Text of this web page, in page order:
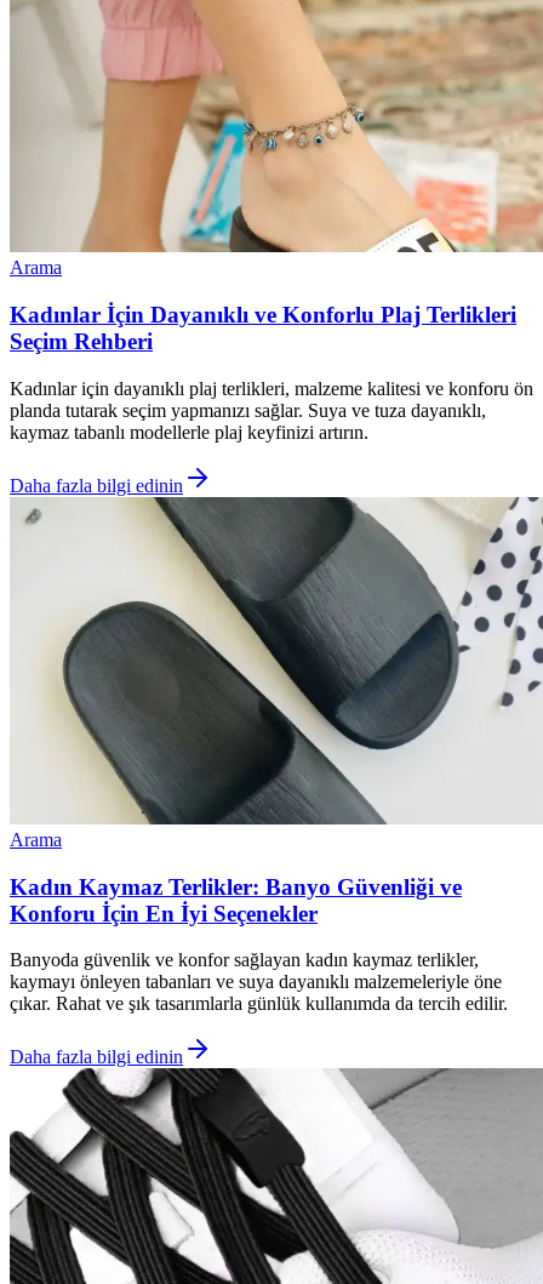
Arama
Kadınlar İçin Dayanıklı ve Konforlu Plaj Terlikleri
Seçim Rehberi
Kadınlar için dayanıklı plaj terlikleri, malzeme kalitesi ve konforu ön
planda tutarak seçim yapmanızı sağlar. Suya ve tuza dayanıklı,
kaymaz tabanlı modellerle plaj keyfinizi artırın.
Daha fazla bilgi edinin
Arama
Kadın Kaymaz Terlikler: Banyo Güvenliği ve
Konforu İçin En İyi Seçenekler
Banyoda güvenlik ve konfor sağlayan kadın kaymaz terlikler,
kaymayı önleyen tabanları ve suya dayanıklı malzemeleriyle öne
çıkar. Rahat ve şık tasarımlarla günlük kullanımda da tercih edilir.
Daha fazla bilgi edinin